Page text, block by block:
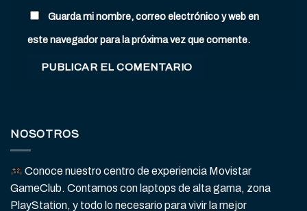
Guarda mi nombre, correo electrónico y web en
este navegador para la próxima vez que comente.
NOSOTROS
Conoce nuestro centro de experiencia Movistar
GameClub. Contamos con laptops de alta gama, zona
PlayStation, y todo lo necesario para vivir la mejor